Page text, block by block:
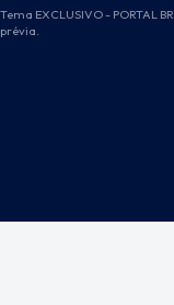
Tema EXCLUSIVO - PORTAL
prévia.